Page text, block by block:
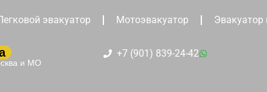
эвакуатор Мотоэвакуатор Эвакуатор
и МО
+7 (901) 839-24-42